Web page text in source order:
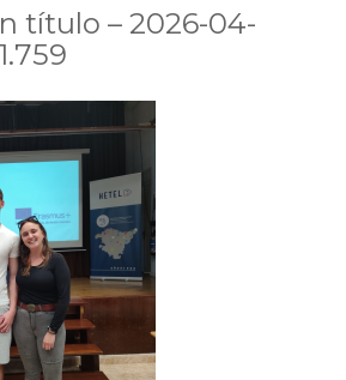
título – 2026-04-